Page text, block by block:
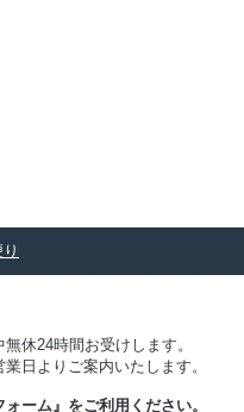
休24時間お受けします。
日よりご案内いたします。
ーム』 をご利用ください。